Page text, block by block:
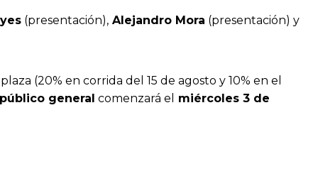
(presentación), Alejandro Mora (presentación) y
(20% en corrida del 15 de agosto y 10% en el
público general comenzará el
miércoles 3 de